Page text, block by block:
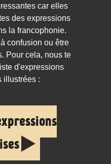
car elles
des expressions
la francophonie.
confusion ou être
Pour cela, nous te
d'expressions
illustrées :